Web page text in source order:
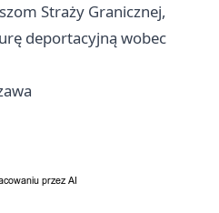
Straży Granicznej,
deportacyjną wobec